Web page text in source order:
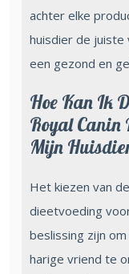
achter elke
huisdier de
een gezond en
Hoe Kan Ik
Royal Canin
Mijn
Het kiezen van
dieetvoeding
beslissing zijn
harige vriend te